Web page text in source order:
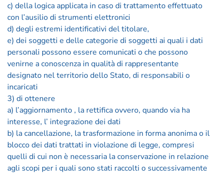
c) della logica applicata in caso di trattamento effettuato
con l’ausilio di strumenti elettronici
d) degli estremi identificativi del titolare,
e) dei soggetti e delle categorie di soggetti ai quali i dati
personali possono essere comunicati o che possono
venirne a conoscenza in qualità di rappresentante
designato nel territorio dello Stato, di responsabili o
incaricati
3) di ottenere
a) l’aggiornamento , la rettifica ovvero, quando via ha
interesse, l’ integrazione dei dati
b) la cancellazione, la trasformazione in forma anonima o il
blocco dei dati trattati in violazione di legge, compresi
quelli di cui non è necessaria la conservazione in relazione
agli scopi per i quali sono stati raccolti o successivamente